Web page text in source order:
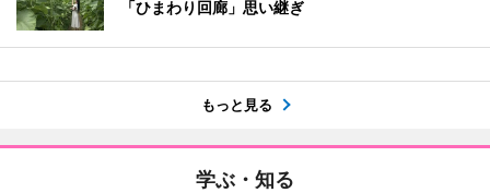
「ひまわり回廊」思い継ぎ
もっと見る
学ぶ・知る